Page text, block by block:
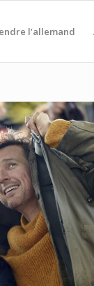
l’allemand